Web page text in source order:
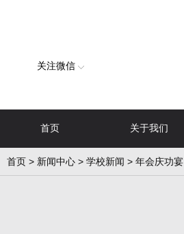
关注微信
首页 关于我们
首页 > 新闻中心 > 学校新闻 > 年会庆功宴